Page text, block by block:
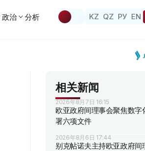
政治 分析 KZ QZ РУ EN
相关新闻
2026年8月7日 16:15
欧亚政府间理事会聚焦数字
署六项文件
2026年8月6日 17:44
别克帖诺夫主持欧亚政府间